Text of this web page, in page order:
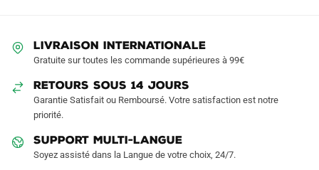
être
choisies
sur
page
produit
la
LIVRAISON INTERNATIONALE
Gratuite sur toutes les commande supérieures à 99€
RETOURS SOUS 14 JOURS
Garantie Satisfait ou Remboursé. Votre satisfaction est notre
priorité.
SUPPORT MULTI-LANGUE
Soyez assisté dans la Langue de votre choix, 24/7.